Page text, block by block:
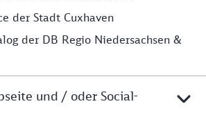
der Stadt Cuxhaven
der DB Regio Niedersachsen &
und / oder Social-